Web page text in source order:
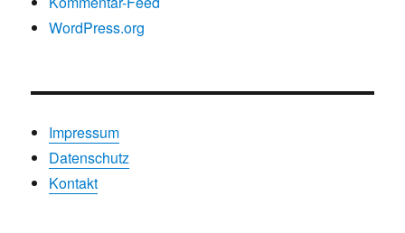
WordPress.org
Impressum
Datenschutz
Kontakt